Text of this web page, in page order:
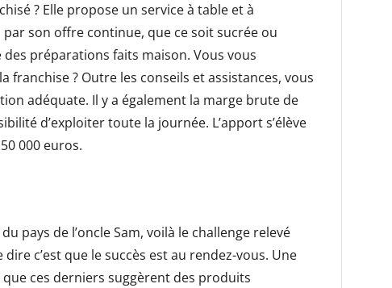
? Elle propose un service à table et à
son offre continue, que ce soit sucrée ou
préparations faits maison. Vous vous
franchise ? Outre les conseils et assistances, vous
adéquate. Il y a également la marge brute de
d’exploiter toute la journée. L’apport s’élève
000 euros.
pays de l’oncle Sam, voilà le challenge relevé
c’est que le succès est au rendez-vous. Une
ces derniers suggèrent des produits